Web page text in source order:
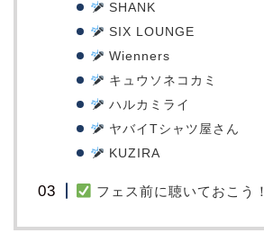
SHANK
SIX LOUNGE
Wienners
キュウソネコカミ
ハルカミライ
ヤバイTシャツ屋さん
KUZIRA
フェス前に聴いておこう！